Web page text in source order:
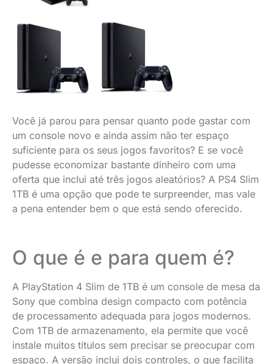
Você já parou para pensar quanto pode gastar com
um console novo e ainda assim não ter espaço
suficiente para os seus jogos favoritos? E se você
pudesse economizar bastante dinheiro com uma
oferta que inclui até três jogos aleatórios? A PS4 Slim
1TB é uma opção que pode te surpreender, mas vale
a pena entender bem o que está sendo oferecido.
O que é e para quem é?
A PlayStation 4 Slim de 1TB é um console de mesa da
Sony que combina design compacto com potência
de processamento adequada para jogos modernos.
Com 1TB de armazenamento, ela permite que você
instale muitos títulos sem precisar se preocupar com
espaço. A versão inclui dois controles, o que facilita